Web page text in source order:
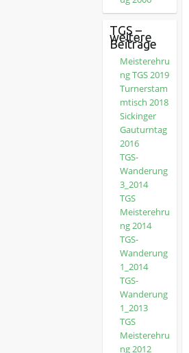
TGS –
weitere
Beiträge
Meisterehru
ng TGS 2019
Turnerstam
mtisch 2018
Sickinger
Gauturntag
2016
TGS-
Wanderung
3_2014
TGS
Meisterehru
ng 2014
TGS-
Wanderung
1_2014
TGS-
Wanderung
1_2013
TGS
Meisterehru
ng 2012